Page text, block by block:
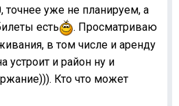
точнее уже не планируем, а
есть
. Просматриваю
в том числе и аренду
устроит и район ну и
Кто что может